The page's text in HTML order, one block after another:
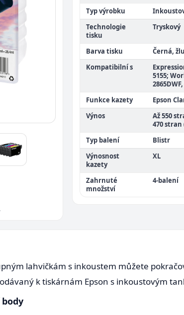
Typ výrobku
Technologie
tisku
Tryskový
Barva tisku
Černá,
Kompatibilní s
5155;
Funkce kazety
Epson
Výnos
Až 550
470 stran
Typ balení
Blistr
Výnosnost
kazety
XL
Zahrnuté
množství
4-balení
lahvičkám s inkoustem můžete
k tiskárnám Epson s inkoustovým